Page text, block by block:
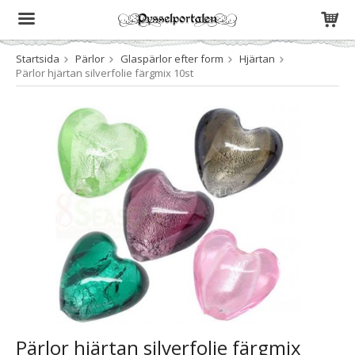
Produkten har blivit tillagd i varukorgen
Startsida Pärlor Glaspärlor efter form
Hjärtan
Pärlor hjärtan silverfolie färgmix 10st
Pärlor hjärtan silverfolie färgmix